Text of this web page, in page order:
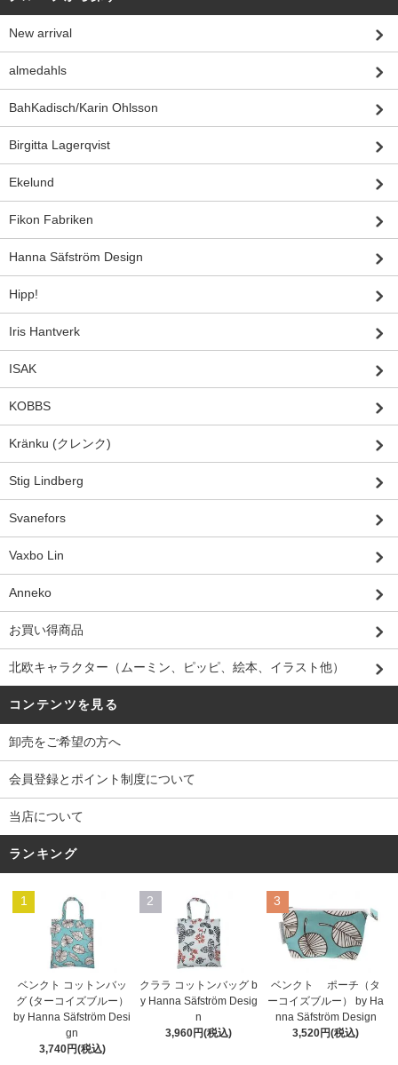
New arrival
almedahls
BahKadisch/Karin Ohlsson
Birgitta Lagerqvist
Ekelund
Fikon Fabriken
Hanna Säfström Design
Hipp!
Iris Hantverk
ISAK
KOBBS
Kränku (クレンク)
Stig Lindberg
Svanefors
Vaxbo Lin
Anneko
お買い得商品
北欧キャラクター（ムーミン、ピッピ、絵本、イラスト他）
コンテンツを見る
卸売をご希望の方へ
会員登録とポイント制度について
当店について
ランキング
1
ベンクト コットンバッ
グ (ターコイズブルー）
by Hanna Säfström Desi
gn
3,740円(税込)
2
クララ コットンバッグ b
y Hanna Säfström Desig
n
3,960円(税込)
3
ベンクト ポーチ（タ
ーコイズブルー） by Ha
nna Säfström Design
3,520円(税込)